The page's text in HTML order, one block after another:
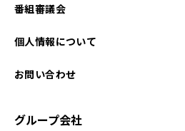
2021年10月
番組審議会
個人情報について
お問い合わせ
グループ会社